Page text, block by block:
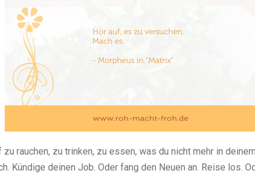
zu rauchen, zu trinken, zu essen, was du nicht mehr in
Kündige deinen Job. Oder fang den Neuen an. Reise los.